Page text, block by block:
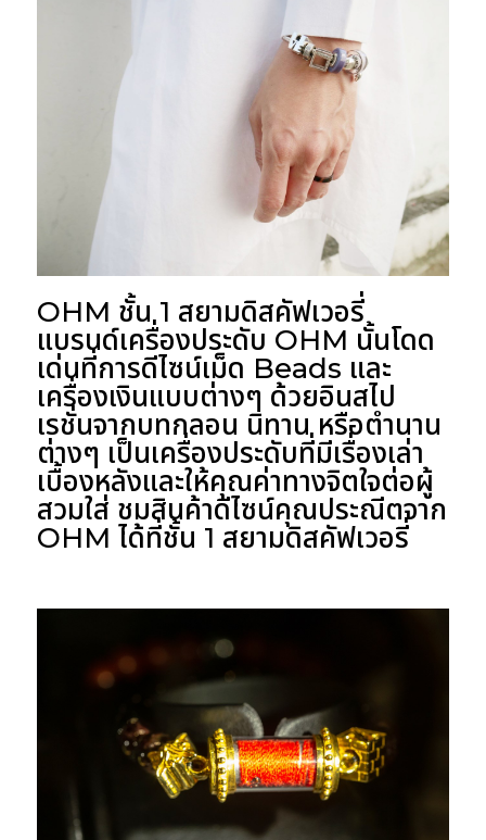
OHM ชั้น 1 สยามดิสคัฟเวอรี่
แบรนด์เครื่องประดับ OHM นั้นโดด
เด่นที่การดีไซน์เม็ด Beads และ
เครื่องเงินแบบต่างๆ ด้วยอินสไป
เรชั่นจากบทกลอน นิทาน หรือตำนาน
ต่างๆ เป็นเครื่องประดับที่มีเรื่องเล่า
เบื้องหลังและให้คุณค่าทางจิตใจต่อผู้
สวมใส่ ชมสินค้าดีไซน์คุณประณีตจาก
OHM ได้ที่ชั้น 1 สยามดิสคัฟเวอรี่